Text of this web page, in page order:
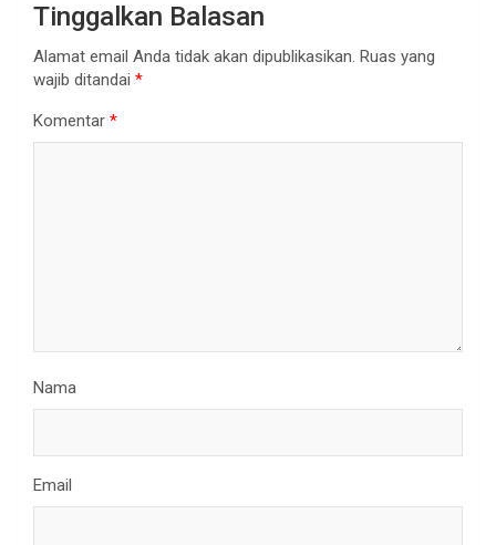
Tinggalkan Balasan
Alamat email Anda tidak akan dipublikasikan. Ruas yang
wajib ditandai *
Komentar *
Nama
Email